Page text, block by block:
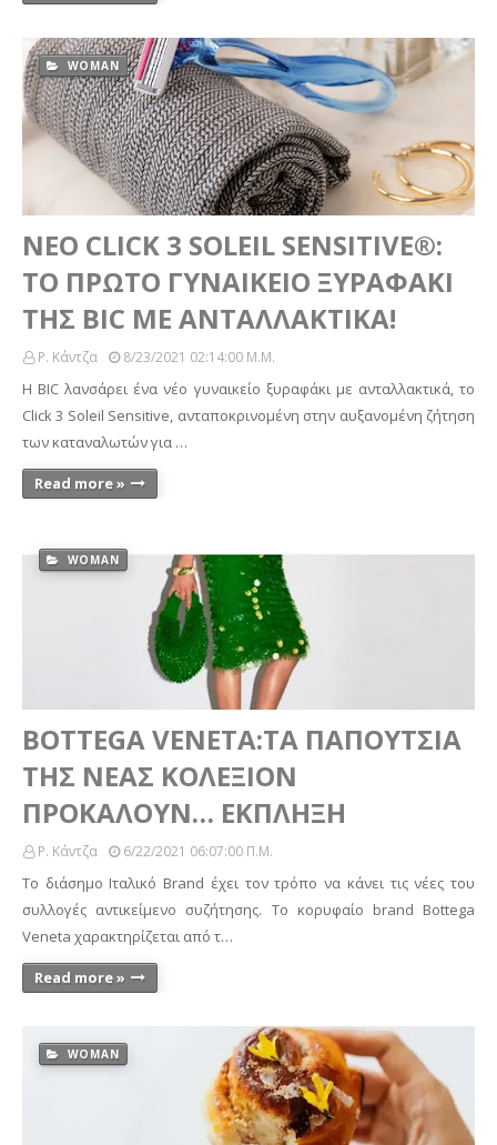
WOMAN
ΝΕΟ CLICK 3 SOLEIL SENSITIVE®:
ΤΟ ΠΡΩΤΟ ΓΥΝΑΙΚΕΙΟ ΞΥΡΑΦΑΚΙ
ΤΗΣ BIC ΜΕ ΑΝΤΑΛΛΑΚΤΙΚΑ!
Ρ. Κάντζα 8/23/2021 02:14:00 Μ.μ.
H BIC λανσάρει ένα νέο γυναικείο ξυραφάκι με ανταλλακτικά, το
Click 3 Soleil Sensitive, ανταποκρινομένη στην αυξανομένη ζήτηση
των καταναλωτών για …
Read more »
WOMAN
BOTTEGA VENETA:ΤΑ ΠΑΠΟΥΤΣΙΑ
ΤΗΣ ΝΕΑΣ ΚΟΛΕΞΙΟΝ
ΠΡΟΚΑΛΟΥΝ… ΕΚΠΛΗΞΗ
Ρ. Κάντζα 6/22/2021 06:07:00 Π.μ.
Το διάσημο Ιταλικό Brand έχει τον τρόπο να κάνει τις νέες του
συλλογές αντικείμενο συζήτησης. Το κορυφαίο brand Bottega
Veneta χαρακτηρίζεται από τ…
Read more »
WOMAN